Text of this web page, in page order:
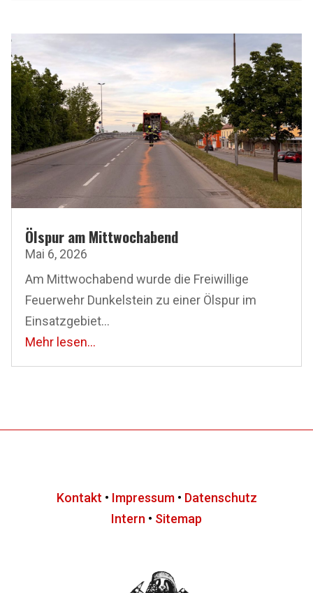
Ölspur am Mittwochabend
Mai 6, 2026
Am Mittwochabend wurde die Freiwillige
Feuerwehr Dunkelstein zu einer Ölspur im
Einsatzgebiet...
Mehr lesen...
Kontakt • Impressum • Datenschutz
Intern • Sitemap